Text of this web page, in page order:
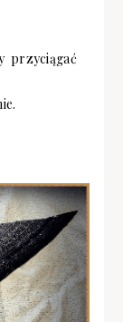
przyciągać